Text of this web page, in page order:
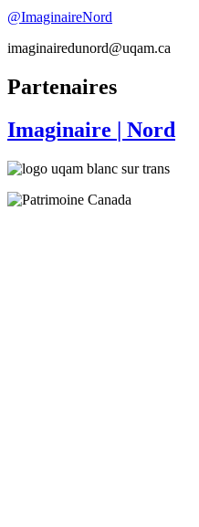
@ImaginaireNord
imaginairedunord@uqam.ca
Partenaires
Imaginaire | Nord